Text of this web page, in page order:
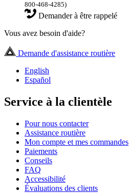
800-468-4285)
Demander à être rappelé
Vous avez besoin d'aide?
Demande d'assistance routière
English
Español
Service à la clientèle
Pour nous contacter
Assistance routière
Mon compte et mes commandes
Paiements
Conseils
FAQ
Accessibilité
Évaluations des clients